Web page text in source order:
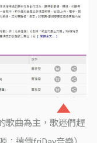
歌曲為主，歌迷們趕